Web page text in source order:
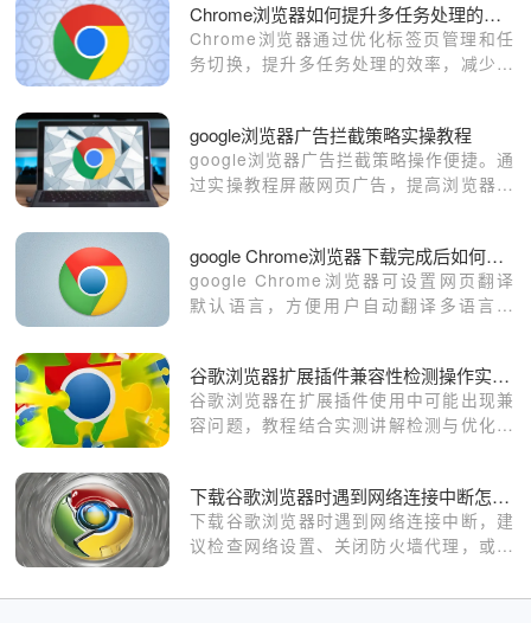
Chrome浏览器如何提升多任务处理的效率
Chrome浏览器通过优化标签页管理和任
务切换，提升多任务处理的效率，减少延
google浏览器广告拦截策略实操教程
google浏览器广告拦截策略操作便捷。通
过实操教程屏蔽网页广告，提高浏览器使
google Chrome浏览器下载完成后如何设置网页翻译默认语言
google Chrome浏览器可设置网页翻译
默认语言，方便用户自动翻译多语言网
谷歌浏览器扩展插件兼容性检测操作实测解析
谷歌浏览器在扩展插件使用中可能出现兼
容问题，教程结合实测讲解检测与优化技
下载谷歌浏览器时遇到网络连接中断怎么办
下载谷歌浏览器时遇到网络连接中断，建
议检查网络设置、关闭防火墙代理，或更
顺畅稳定。